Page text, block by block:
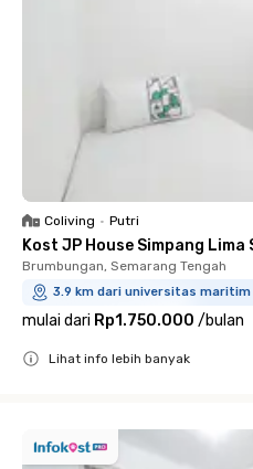
Coliving • Putri
Kost JP House Simpang Lima
Brumbungan, Semarang Tengah
3.9 km dari universitas
mulai dari Rp1.750.000 /bulan
Lihat info lebih banyak